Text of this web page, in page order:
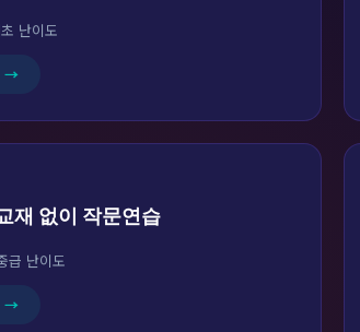
난이도
→
재 없이 작문연습
급 난이도
→